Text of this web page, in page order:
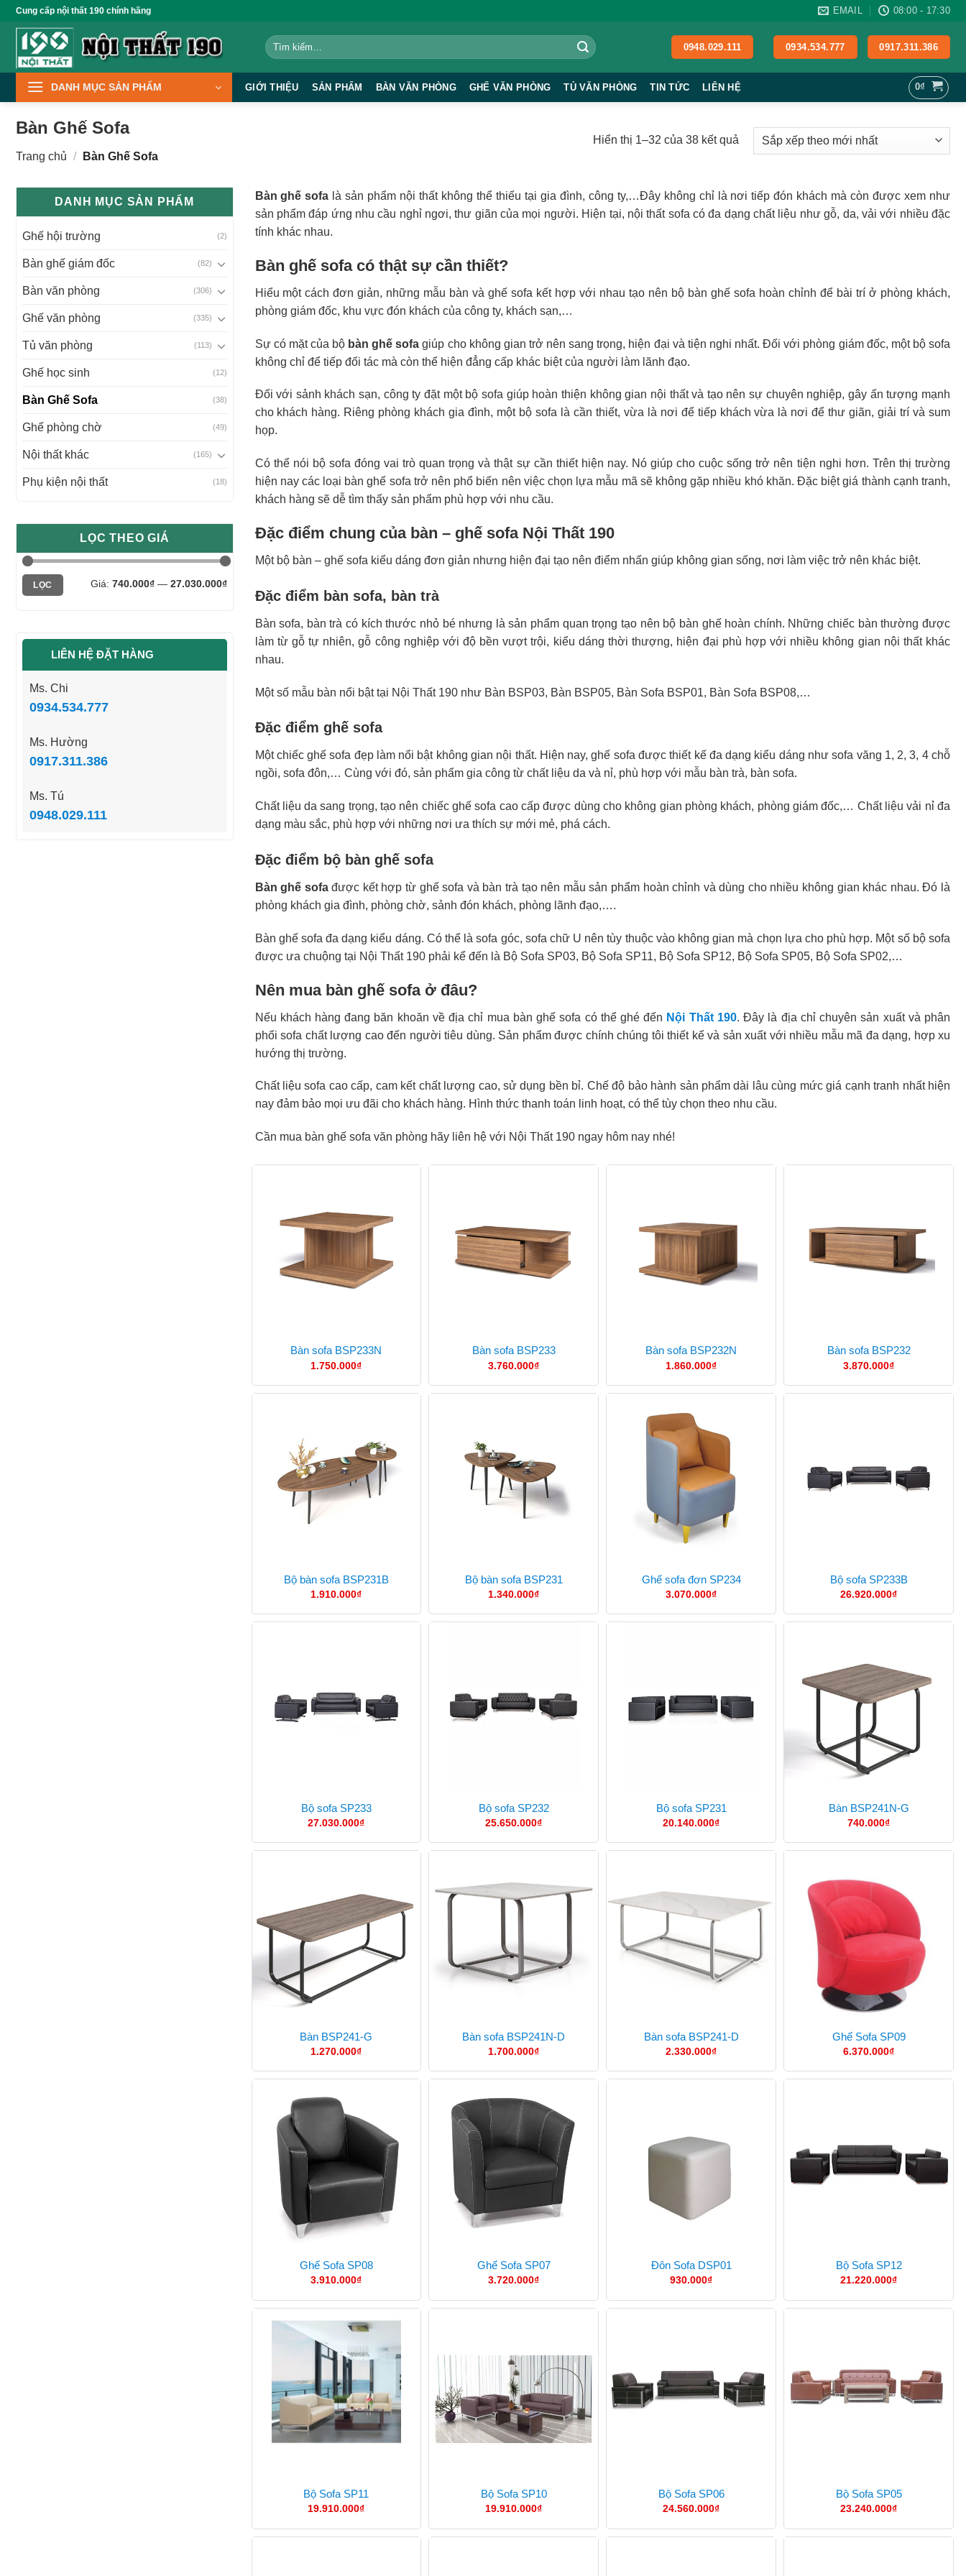
qua
dung
Cung cấp nội thất 190 chính hãng EMAIL 08:00 - 17:30
Tìm
kiếm:
0948.029.111 0934.534.777 0917.311.386
DANH MỤC SẢN PHẨM GIỚI THIỆU SẢN PHẨM BÀN VĂN PHÒNG GHẾ VĂN PHÒNG TỦ VĂN PHÒNG TIN TỨC LIÊN HỆ 0₫
Bàn Ghế Sofa
Trang chủ / Bàn Ghế Sofa
Hiển thị 1–32 của 38 kết quảĐã
sắp
theo
mới
DANH MỤC SẢN PHẨM
Ghế hội trường (2)
Bàn ghế giám đốc (82)
Bàn văn phòng (306)
Ghế văn phòng (335)
Tủ văn phòng (113)
Ghế học sinh (12)
Bàn Ghế Sofa (38)
Ghế phòng chờ (49)
Nội thất khác (165)
Phụ kiện nội thất (18)
LỌC THEO GIÁ
Giá
tối
Giá
tối
LỌC Giá: 740.000₫— 27.030.000₫
LIÊN HỆ ĐẶT HÀNG
Ms. Chi
0934.534.777
Ms. Hường
0917.311.386
Ms. Tú
0948.029.111
Bàn ghế sofa là sản phẩm nội thất không thể thiếu tại gia đình, công ty,…Đây không chỉ là nơi tiếp đón khách mà còn được xem như
sản phẩm đáp ứng nhu cầu nghỉ ngơi, thư giãn của mọi người. Hiện tại, nội thất sofa có đa dạng chất liệu như gỗ, da, vải với nhiều đặc
tính khác nhau.
Bàn ghế sofa có thật sự cần thiết?
Hiểu một cách đơn giản, những mẫu bàn và ghế sofa kết hợp với nhau tạo nên bộ bàn ghế sofa hoàn chỉnh để bài trí ở phòng khách,
phòng giám đốc, khu vực đón khách của công ty, khách sạn,…
Sự có mặt của bộ bàn ghế sofa giúp cho không gian trở nên sang trọng, hiện đại và tiện nghi nhất. Đối với phòng giám đốc, một bộ sofa
không chỉ để tiếp đối tác mà còn thể hiện đẳng cấp khác biệt của người làm lãnh đạo.
Đối với sảnh khách sạn, công ty đặt một bộ sofa giúp hoàn thiện không gian nội thất và tạo nên sự chuyên nghiệp, gây ấn tượng mạnh
cho khách hàng. Riêng phòng khách gia đình, một bộ sofa là cần thiết, vừa là nơi để tiếp khách vừa là nơi để thư giãn, giải trí và sum
họp.
Có thể nói bộ sofa đóng vai trò quan trọng và thật sự cần thiết hiện nay. Nó giúp cho cuộc sống trở nên tiện nghi hơn. Trên thị trường
hiện nay các loại bàn ghế sofa trở nên phổ biến nên việc chọn lựa mẫu mã sẽ không gặp nhiều khó khăn. Đặc biệt giá thành cạnh tranh,
khách hàng sẽ dễ tìm thấy sản phẩm phù hợp với nhu cầu.
Đặc điểm chung của bàn – ghế sofa Nội Thất 190
Một bộ bàn – ghế sofa kiểu dáng đơn giản nhưng hiện đại tạo nên điểm nhấn giúp không gian sống, nơi làm việc trở nên khác biệt.
Đặc điểm bàn sofa, bàn trà
Bàn sofa, bàn trà có kích thước nhỏ bé nhưng là sản phẩm quan trọng tạo nên bộ bàn ghế hoàn chính. Những chiếc bàn thường được
làm từ gỗ tự nhiên, gỗ công nghiệp với độ bền vượt trội, kiểu dáng thời thượng, hiện đại phù hợp với nhiều không gian nội thất khác
nhau.
Một số mẫu bàn nổi bật tại Nội Thất 190 như Bàn BSP03, Bàn BSP05, Bàn Sofa BSP01, Bàn Sofa BSP08,…
Đặc điểm ghế sofa
Một chiếc ghế sofa đẹp làm nổi bật không gian nội thất. Hiện nay, ghế sofa được thiết kế đa dạng kiểu dáng như sofa văng 1, 2, 3, 4 chỗ
ngồi, sofa đôn,… Cùng với đó, sản phẩm gia công từ chất liệu da và nỉ, phù hợp với mẫu bàn trà, bàn sofa.
Chất liệu da sang trọng, tạo nên chiếc ghế sofa cao cấp được dùng cho không gian phòng khách, phòng giám đốc,… Chất liệu vải nỉ đa
dạng màu sắc, phù hợp với những nơi ưa thích sự mới mẻ, phá cách.
Đặc điểm bộ bàn ghế sofa
Bàn ghế sofađược kết hợp từ ghế sofa và bàn trà tạo nên mẫu sản phẩm hoàn chỉnh và dùng cho nhiều không gian khác nhau. Đó là
phòng khách gia đình, phòng chờ, sảnh đón khách, phòng lãnh đạo,….
Bàn ghế sofa đa dạng kiểu dáng. Có thể là sofa góc, sofa chữ U nên tùy thuộc vào không gian mà chọn lựa cho phù hợp. Một số bộ sofa
được ưa chuộng tại Nội Thất 190 phải kể đến là Bộ Sofa SP03, Bộ Sofa SP11, Bộ Sofa SP12, Bộ Sofa SP05, Bộ Sofa SP02,…
Nên mua bàn ghế sofa ở đâu?
Nếu khách hàng đang băn khoăn về địa chỉ mua bàn ghế sofa có thể ghé đến Nội Thất 190. Đây là địa chỉ chuyên sản xuất và phân
phối sofa chất lượng cao đến người tiêu dùng. Sản phẩm được chính chúng tôi thiết kế và sản xuất với nhiều mẫu mã đa dạng, hợp xu
hướng thị trường.
Chất liệu sofa cao cấp, cam kết chất lượng cao, sử dụng bền bỉ. Chế độ bảo hành sản phẩm dài lâu cùng mức giá cạnh tranh nhất hiện
nay đảm bảo mọi ưu đãi cho khách hàng. Hình thức thanh toán linh hoạt, có thể tùy chọn theo nhu cầu.
Cần mua bàn ghế sofa văn phòng hãy liên hệ với Nội Thất 190 ngay hôm nay nhé!
Bàn sofa BSP233N
1.750.000₫
Bàn sofa BSP233
3.760.000₫
Bàn sofa BSP232N
1.860.000₫
Bàn sofa BSP232
3.870.000₫
Bộ bàn sofa BSP231B
1.910.000₫
Bộ bàn sofa BSP231
1.340.000₫
Ghế sofa đơn SP234
3.070.000₫
Bộ sofa SP233B
26.920.000₫
Bộ sofa SP233
27.030.000₫
Bộ sofa SP232
25.650.000₫
Bộ sofa SP231
20.140.000₫
Bàn BSP241N-G
740.000₫
Bàn BSP241-G
1.270.000₫
Bàn sofa BSP241N-D
1.700.000₫
Bàn sofa BSP241-D
2.330.000₫
Ghế Sofa SP09
6.370.000₫
Ghế Sofa SP08
3.910.000₫
Ghế Sofa SP07
3.720.000₫
Đôn Sofa DSP01
930.000₫
Bộ Sofa SP12
21.220.000₫
Bộ Sofa SP11
19.910.000₫
Bộ Sofa SP10
19.910.000₫
Bộ Sofa SP06
24.560.000₫
Bộ Sofa SP05
23.240.000₫